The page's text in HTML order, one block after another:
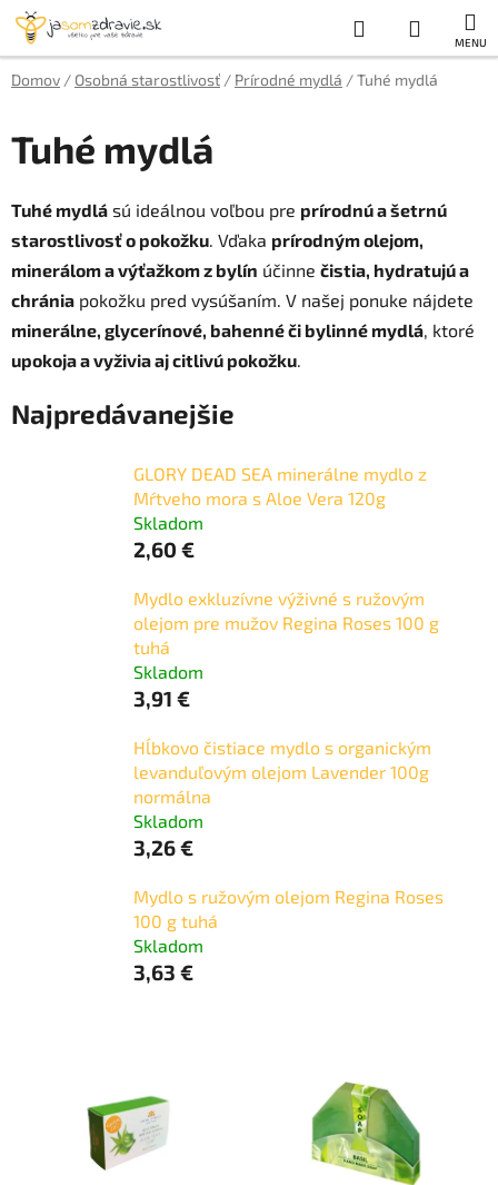
Prejsť
obsah
Hľadať
KOŠÍK
Domov / Osobná starostlivosť / Prírodné mydlá /Tuhé mydlá
Tuhé mydlá
Tuhé mydlá sú ideálnou voľbou pre prírodnú a šetrnú
starostlivosť o pokožku . Vďaka prírodným olejom,
minerálom a výťažkom z bylín účinne čistia, hydratujú a
chránia pokožku pred vysúšaním. V našej ponuke nájdete
minerálne, glycerínové, bahenné či bylinné mydlá , ktoré
upokoja a vyživia aj citlivú pokožku
Najpredávanejšie
GLORY DEAD SEA minerálne mydlo z
Mŕtveho mora s Aloe Vera 120g
Skladom
2,60 €
Mydlo exkluzívne výživné s ružovým
olejom pre mužov Regina Roses 100 g
tuhá
Skladom
3,91 €
Hĺbkovo čistiace mydlo s organickým
levanduľovým olejom Lavender 100g
normálna
Skladom
3,26 €
Mydlo s ružovým olejom Regina Roses
100 g tuhá
Skladom
3,63 €